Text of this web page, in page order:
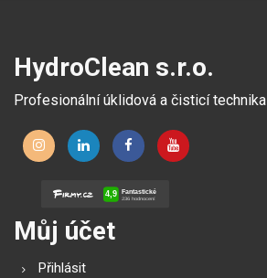
HydroClean s.r.o.
Profesionální úklidová a čisticí technika
Můj účet
Přihlásit